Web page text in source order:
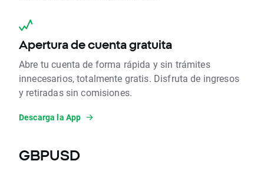
Apertura de cuenta gratuita
Abre tu cuenta de forma rápida y sin trámites
innecesarios, totalmente gratis. Disfruta de ingresos
y retiradas sin comisiones.
Descarga la App
GBPUSD